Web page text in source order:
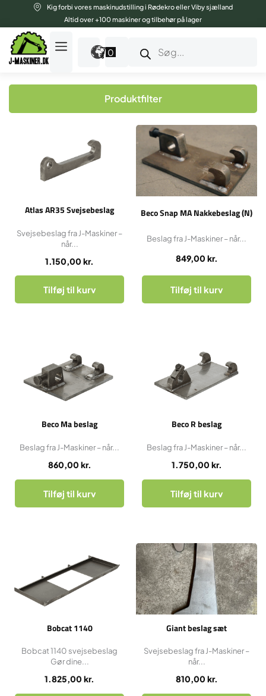
indholdet
Kig forbi vores maskinudstilling i Rødekro eller Viby sjælland
Altid over +100 maskiner og tilbehør på lager
0
Produktfilter
Atlas AR35 Svejsebeslag
1.150,00 kr.
Svejsebeslag fra J-Maskiner –
når...
Tilføj til kurv
Beco Snap MA Nakkebeslag (N)
849,00 kr.
Beslag fra J-Maskiner – når...
Tilføj til kurv
Beco Ma beslag
860,00 kr.
Beslag fra J-Maskiner – når...
Tilføj til kurv
Beco R beslag
1.750,00 kr.
Beslag fra J-Maskiner – når...
Tilføj til kurv
Bobcat 1140
1.825,00 kr.
Bobcat 1140 svejsebeslag
Gør dine...
Giant beslag sæt
810,00 kr.
Svejsebeslag fra J-Maskiner –
når...